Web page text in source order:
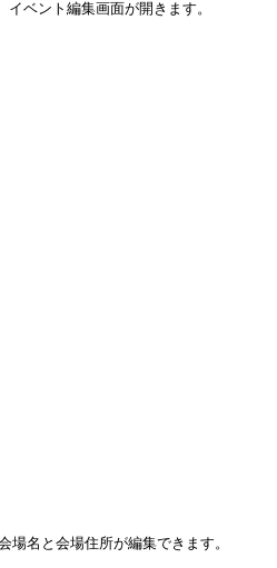
ベント編集画面が開きます。
名と会場住所が編集できます。